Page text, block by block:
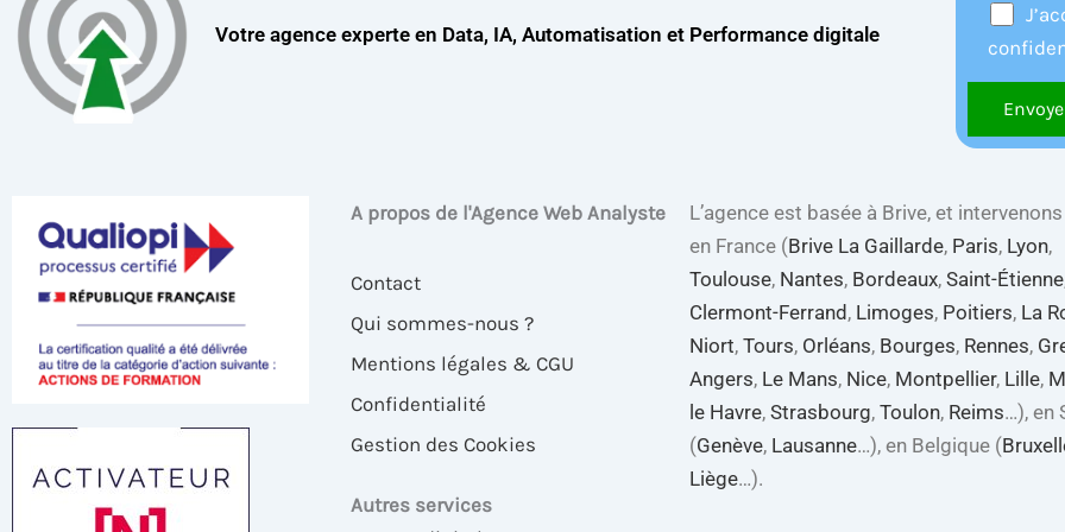
Votre agence experte en Data, IA, Automatisation et Performance digitale
A propos de l'Agence Web Analyste
Contact
Qui sommes-nous ?
Mentions légales & CGU
Confidentialité
Gestion des Cookies
Autres services
L’agence est basée à Brive, et
en France (Brive La Gaillarde, Paris, Lyon,
Toulouse, Nantes, Bordeaux, Saint-Étienne
Clermont-Ferrand , Limoges, Poitiers, La
Niort, Tours, Orléans, Bourges, Rennes,
Angers, Le Mans, Nice, Montpellier, Lille,
le Havre, Strasbourg, Toulon, Reims…), en
(Genève, Lausanne…), en Belgique (
Liège…).